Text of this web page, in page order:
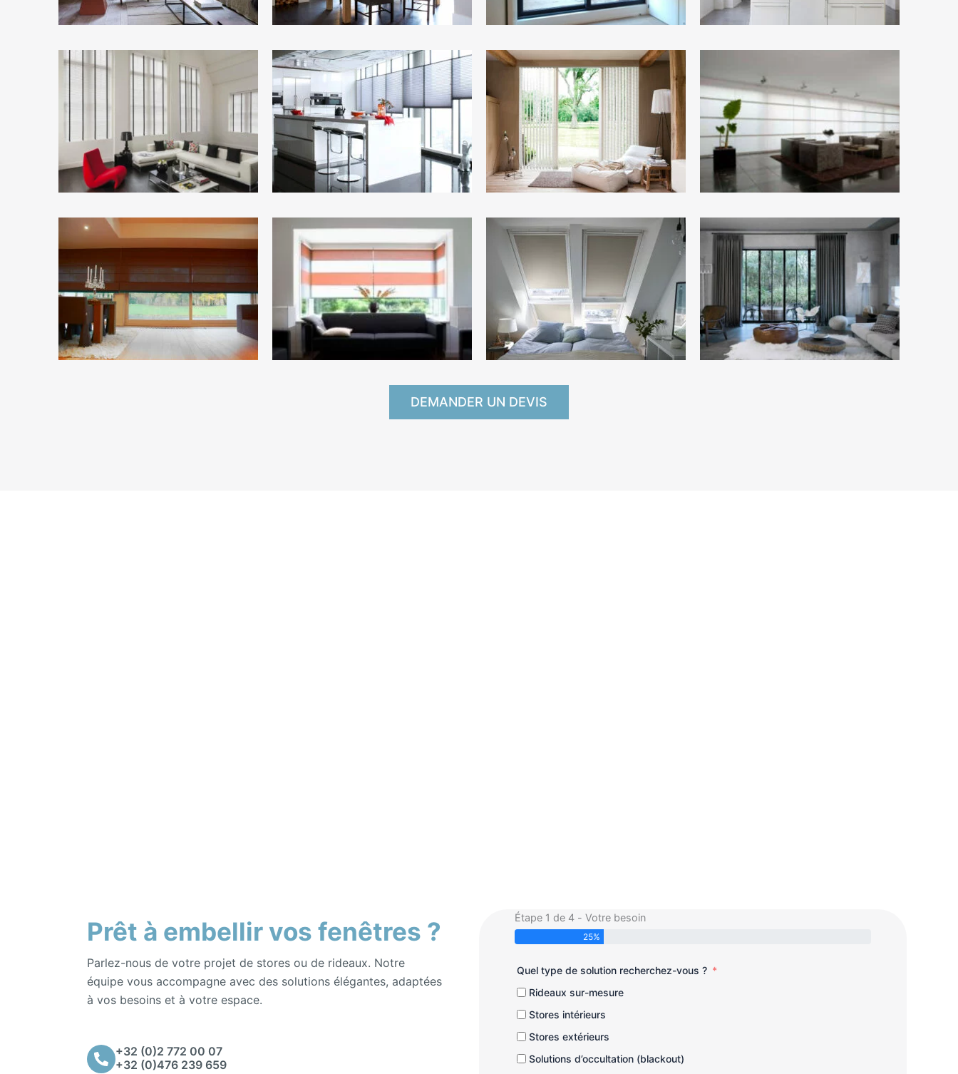
DEMANDER UN DEVIS
Prêt à embellir vos fenêtres ?
Parlez-nous de votre projet de stores ou de rideaux. Notre
équipe vous accompagne avec des solutions élégantes, adaptées
à vos besoins et à votre espace.
+32 (0)2 772 00 07
+32 (0)476 239 659
Étape 1 de 4 - Votre besoin
25%
Quel type de solution recherchez-vous ?
Rideaux sur-mesure
Stores intérieurs
Stores extérieurs
Solutions d’occultation (blackout)